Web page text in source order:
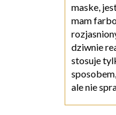
maske,
mam
dziwnie
stosuje
ale nie